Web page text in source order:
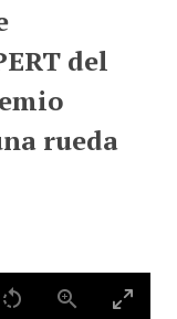
del
rueda